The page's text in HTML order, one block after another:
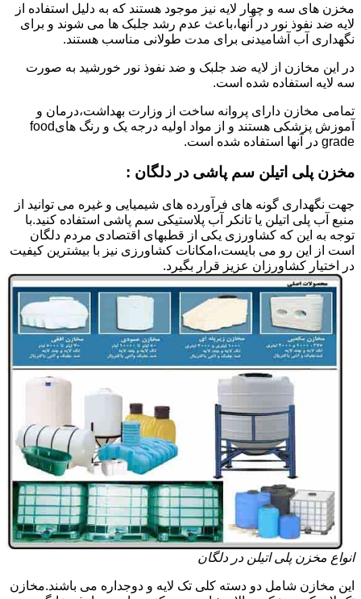
مخزن های سه و چهار لایه نیز موجود هستند که به دلیل استفاده از
لایه ضد نفوذ نور در آنها،باعث عدم رشد جلبک ها می شوند و برای
نگهداری آب آشامیدنی برای مدت طولانی مناسب هستند.
در این مخازن از لایه ضد جلبک و ضد نفوذ نور خورشید به صورت
سه لایه استفاده شده است.
تمامی مخازن دارای پروانه ساخت از وزارت بهداشت،درمان و
آموزش پزشکی هستند و از مواد اولیه درجه یک و رنگ هایfood
grade در آنها استفاده شده است.
مخزن پلی اتیلن سم پاشی در دلگان :
جهت نگهداری گونه های فرآورده های شیمیایی و غیره می توانید از
منبع آب پلی اتیلن یا تانکر آب پلاستیکی سم پاشی استفاده کنید.با
توجه به این که کشاورزی یکی از قطبهای اقتصادی مردم دلگان
است از این رو می بایست،امکانات کشاورزی نیز با بیشترین کیفیت
در اختیار کشاورزان عزیز قرار بگیرد.
انواع مخزن پلی اتیلن در دلگان
این مخازن شامل دو دسته کلی تک لایه و دوجداره می باشند.مخازن